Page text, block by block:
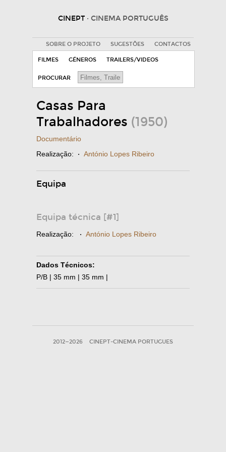
CINEPT · CINEMA PORTUGUÊS
SOBRE O PROJETO SUGESTÕES CONTACTOS
FILMES GÉNEROS TRAILERS/VIDEOS
PROCURAR
Casas Para
Trabalhadores (1950)
Documentário
Realização: · António Lopes Ribeiro
Equipa
Equipa técnica [#1]
Realização: · António Lopes Ribeiro
Dados Técnicos:
P/B | 35 mm | 35 mm |
2012—2026 CINEPT-CINEMA PORTUGUES